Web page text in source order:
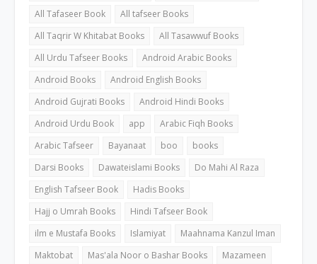
All Tafaseer Book
All tafseer Books
All Taqrir W Khitabat Books
All Tasawwuf Books
All Urdu Tafseer Books
Android Arabic Books
Android Books
Android English Books
Android Gujrati Books
Android Hindi Books
Android Urdu Book
app
Arabic Fiqh Books
Arabic Tafseer
Bayanaat boo
books
Darsi Books
Dawateislami Books
Do Mahi Al Raza
English Tafseer Book
Hadis Books
Hajj o Umrah Books
Hindi Tafseer Book
ilm e Mustafa Books
Islamiyat
Maahnama Kanzul Iman
Maktobat
Mas'ala Noor o Bashar Books
Mazameen